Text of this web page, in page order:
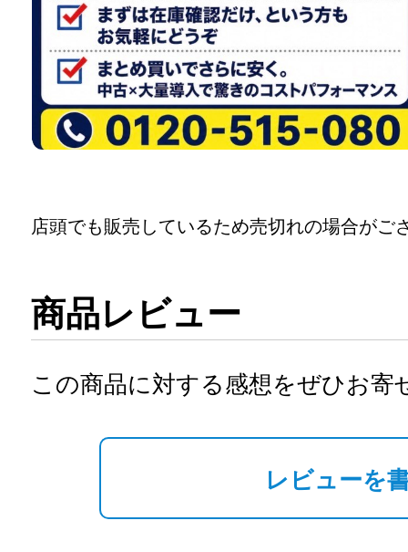
店頭でも販売しているため売切れの場合がご
商品レビュー
この商品に対する感想をぜひお寄
レビューを